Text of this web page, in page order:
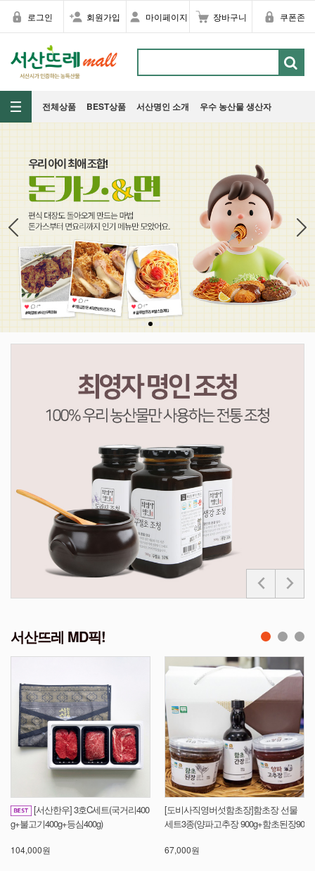
로그인 회원가입 마이페이지 장바구니 쿠폰존
전체상품 BEST상품 서산명인 소개 우수 농산물 생산자
서산뜨레 MD픽!
[서산한우] 3호C세트(국거리400
g+불고기400g+등심400g)
104,000원
[도비사직영버섯함초장]함초장 선물
세트3종(양파고추장 900g+함초된장90
구성
67,000원